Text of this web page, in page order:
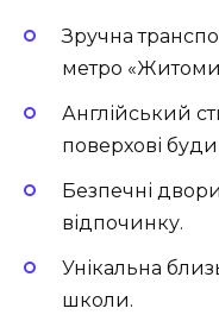
Зручна
метро
Англійський
поверхові
Безпечні
відпочинку.
Унікальна
школи.